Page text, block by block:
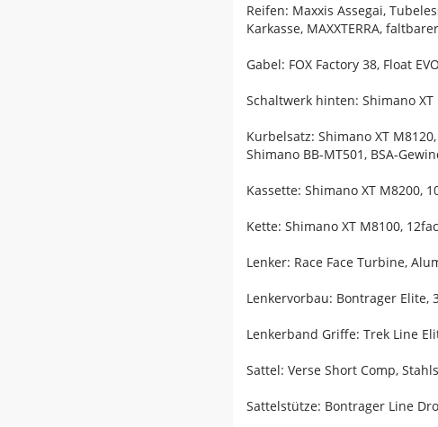
Reifen: Maxxis Assegai,
Karkasse, MAXXTERRA,
Gabel: FOX Factory 38, Float
Schaltwerk hinten: Shimano
Kurbelsatz: Shimano XT
Shimano BB-MT501, BSA-
Kassette: Shimano XT M8200,
Kette: Shimano XT M8100,
Lenker: Race Face Turbine,
Lenkervorbau: Bontrager Elite,
Lenkerband Griffe: Trek Line
Sattel: Verse Short Comp,
Sattelstütze: Bontrager Line